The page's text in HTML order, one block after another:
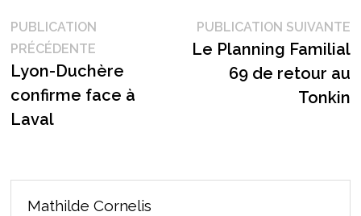
Navigation
de
l’article
PUBLICATION
PRÉCÉDENTEPublication
précédente :
Lyon-Duchère
confirme face à
Laval
PUBLICATION SUIVANTE
Le Planning Familial
69 de retour au
Tonkin
Mathilde Cornelis